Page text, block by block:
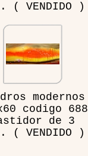
( VENDIDO )
modernos
codigo 688
de 3
( VENDIDO )